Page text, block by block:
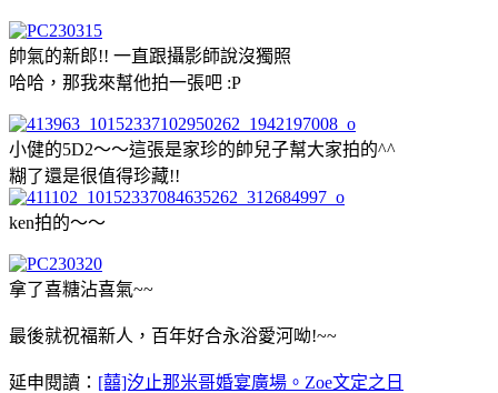
帥氣的新郎!! 一直跟攝影師說沒獨照
哈哈，那我來幫他拍一張吧 :P
小健的5D2～～這張是家珍的帥兒子幫大家拍的^^
糊了還是很值得珍藏!!
ken拍的～～
拿了喜糖沾喜氣~~
最後就祝福新人，百年好合永浴愛河呦!~~
延申閱讀： [囍]汐止那米哥婚宴廣場。Zoe文定之日